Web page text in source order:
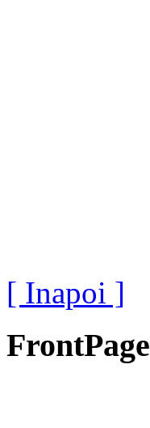
[ Inapoi ]
FrontPage